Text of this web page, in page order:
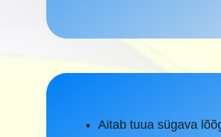
Aitab tuua sügava